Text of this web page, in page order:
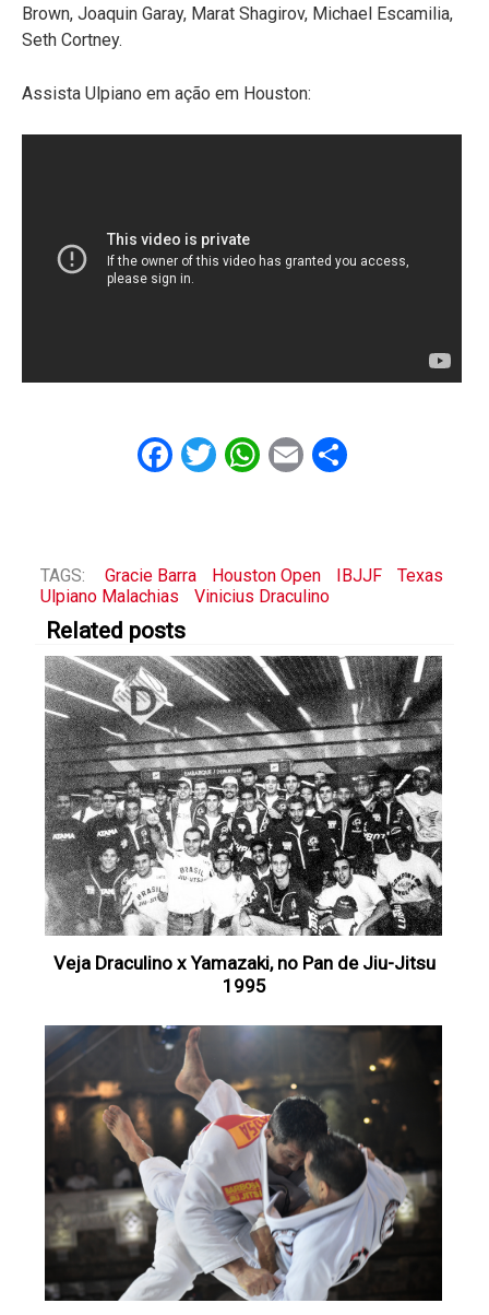
Brown, Joaquin Garay, Marat Shagirov, Michael Escamilia,
Seth Cortney.
Assista Ulpiano em ação em Houston:
Facebook
Twitter
WhatsApp
EmailShare
TAGS: Gracie Barra Houston Open IBJJF
Texas
Ulpiano Malachias
Vinicius Draculino
Related posts
Veja Draculino x Yamazaki, no Pan de Jiu-Jitsu
1995